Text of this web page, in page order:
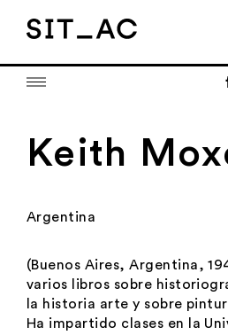
Keith
Argentina
(Buenos Aires, Argentina,
varios libros sobre
la historia arte y sobre
Ha impartido clases en la